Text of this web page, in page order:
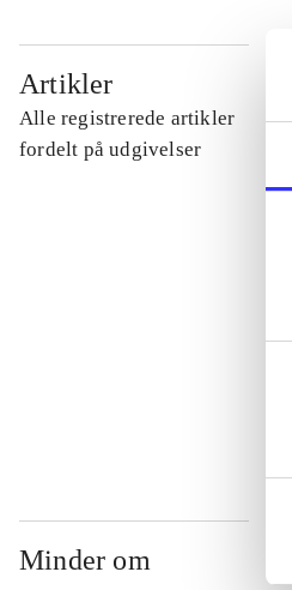
Artikler
Alle registrerede artikler
fordelt på udgivelser
Minder om